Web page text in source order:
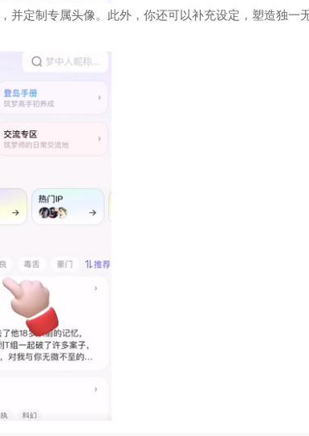
并定制专属头像。此外，你还可以补充设定，塑造独一